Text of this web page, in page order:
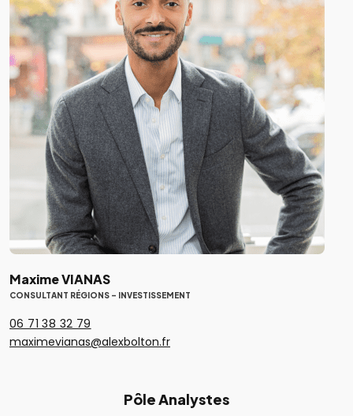
Maxime VIANAS
CONSULTANT RÉGIONS - INVESTISSEMENT
06 71 38 32 79
maximevianas@alexbolton.fr
Pôle Analystes